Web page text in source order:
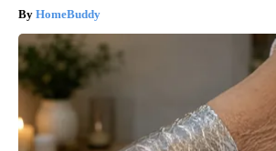
HomeBuddy